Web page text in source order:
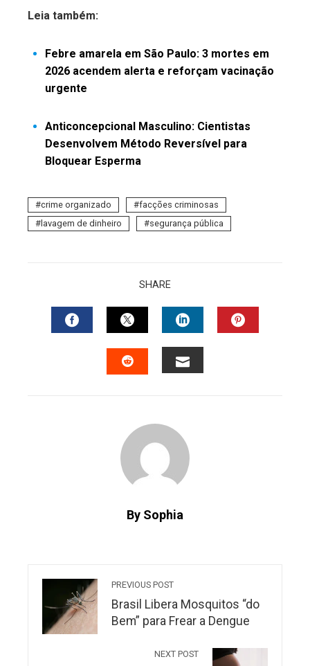
Leia também:
Febre amarela em São Paulo: 3 mortes em
2026 acendem alerta e reforçam vacinação
urgente
Anticoncepcional Masculino: Cientistas
Desenvolvem Método Reversível para
Bloquear Esperma
crime organizado
facções criminosas
lavagem de dinheiro
segurança pública
SHARE
FACEBOOKTWITTERLINKEDIN
By Sophia
PREVIOUS POST
Brasil Libera Mosquitos “do
Bem” para Frear a Dengue
NEXT POST